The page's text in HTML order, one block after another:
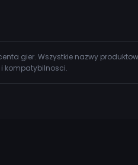
gier. Wszystkie nazwy
kompatybilnosci.